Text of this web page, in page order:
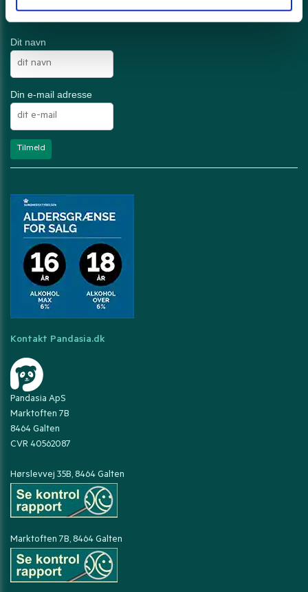
Dit navn
Din e-mail adresse
Kontakt Pandasia.dk
Pandasia ApS
Marktoften 7B
8464 Galten
CVR 40562087
Hørslevvej 35B, 8464 Galten
Marktoften 7B, 8464 Galten